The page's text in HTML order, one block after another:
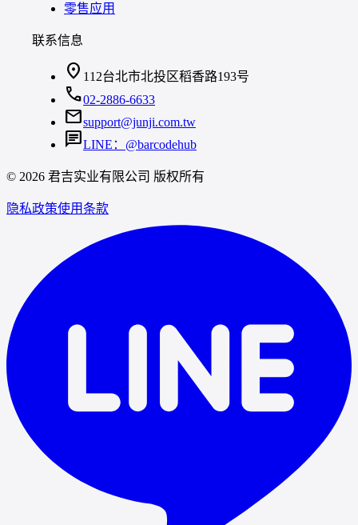
零售应用
联系信息
location_on 112台北市北投区稻香路193号
call02-2886-6633
mailsupport@junji.com.tw
chatLINE：@barcodehub
© 2026 君吉实业有限公司 版权所有
隐私政策使用条款